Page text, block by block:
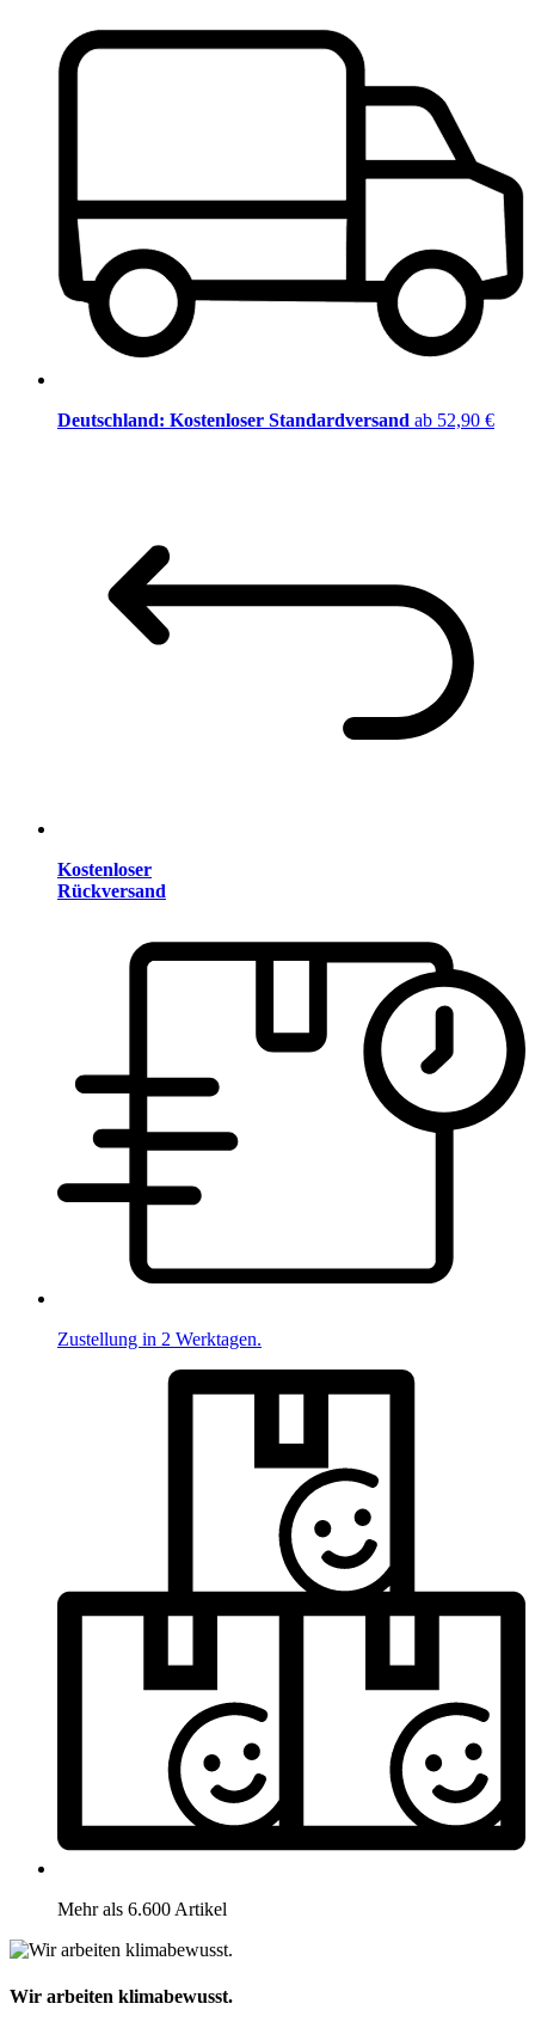
Deutschland: Kostenloser Standardversand ab 52,90 €
Kostenloser
Rückversand
Zustellung in 2 Werktagen.
Mehr als 6.600 Artikel
Wir arbeiten klimabewusst.